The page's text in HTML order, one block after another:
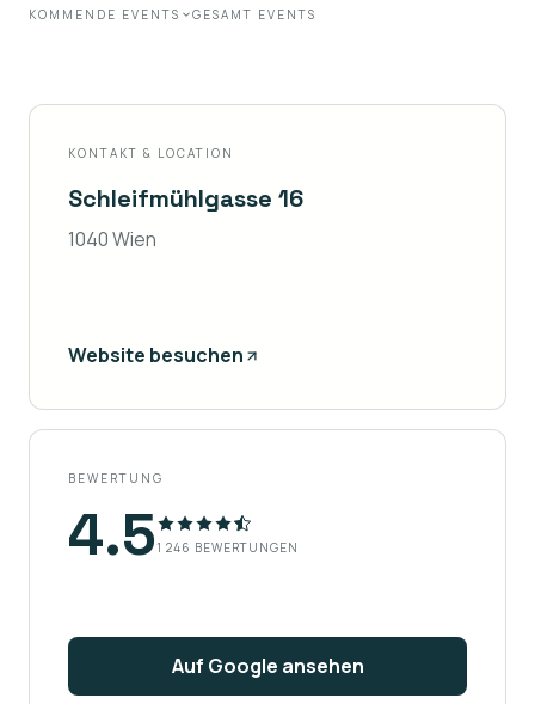
KOMMENDE EVENTS GESAMT EVENTS
KONTAKT & LOCATION
Schleifmühlgasse 16
1040 Wien
Website besuchen
BEWERTUNG
4.51 246 BEWERTUNGEN
Auf Google ansehen